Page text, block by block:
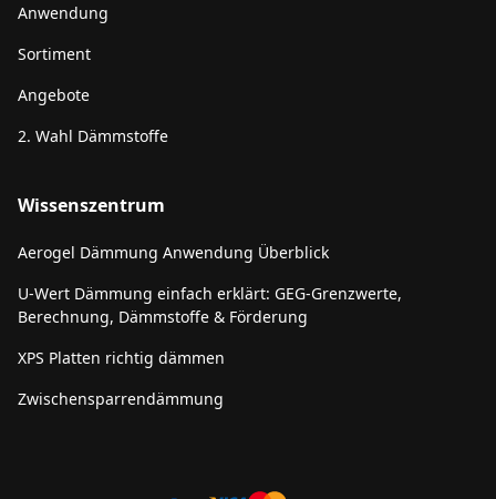
Anwendung
Sortiment
Angebote
2. Wahl Dämmstoffe
Wissenszentrum
Aerogel Dämmung Anwendung Überblick
U-Wert Dämmung einfach erklärt: GEG-Grenzwerte,
Berechnung, Dämmstoffe & Förderung
XPS Platten richtig dämmen
Zwischensparrendämmung